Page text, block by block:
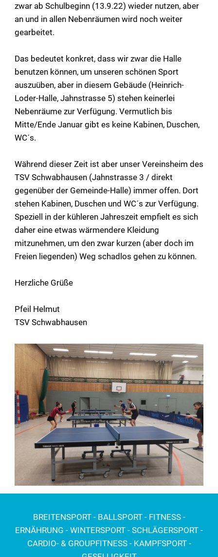
zwar ab Schulbeginn (13.9.22) wieder nutzen, aber
an und in allen Nebenräumen wird noch weiter
gearbeitet.
Das bedeutet konkret, dass wir zwar die Halle
benutzen können, um unseren schönen Sport
auszuüben, aber in diesem Gebäude (Heinrich-
Loder-Halle, Jahnstrasse 5) stehen keinerlei
Nebenräume zur Verfügung. Vermutlich bis
Mitte/Ende Januar gibt es keine Kabinen, Duschen,
WC´s.
Während dieser Zeit ist aber unser Vereinsheim des
TSV Schwabhausen (Jahnstrasse 3 / direkt
gegenüber der Gemeinde-Halle) immer offen. Dort
stehen Kabinen, Duschen und WC´s zur Verfügung.
Speziell in der kühleren Jahreszeit empfielt es sich
daher eine etwas wärmendere Kleidung
mitzunehmen, um den zwar kurzen (aber doch im
Freien liegenden) Weg schadlos gehen zu können.
Herzliche Grüße
Pfeil Helmut
TSV Schwabhausen
BREITENSPORT - BALLSPORT - FITNESS -
ERNÄHRUNG - WINTERSPORT - SCHLÄGERSPORT -
CARDIO- & GROUPFITNESS - KAMPFSPORT -